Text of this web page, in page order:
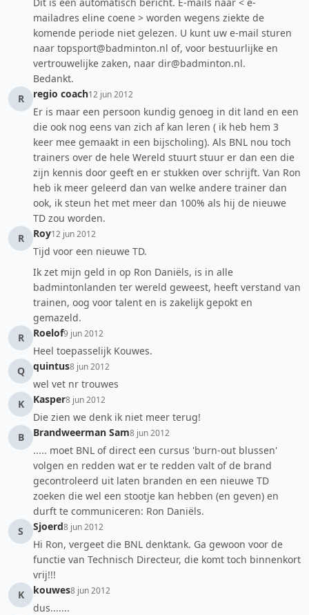
mailadres eline coene > worden wegens ziekte de
komende periode niet gelezen. U kunt uw e-mail sturen
naar topsport@badminton.nl of, voor bestuurlijke en
vertrouwelijke zaken, naar dir@badminton.nl.
Bedankt.
R
regio coach12 jun 2012
Er is maar een persoon kundig genoeg in dit land en een
die ook nog eens van zich af kan leren ( ik heb hem 3
keer mee gemaakt in een bijscholing). Als BNL nou toch
trainers over de hele Wereld stuurt stuur er dan een die
zijn kennis door geeft en er stukken over schrijft. Van Ron
heb ik meer geleerd dan van welke andere trainer dan
ook, ik steun het met meer dan 100% als hij de nieuwe
TD zou worden.
R
Roy12 jun 2012
Tijd voor een nieuwe TD.
Ik zet mijn geld in op Ron Daniëls, is in alle
badmintonlanden ter wereld geweest, heeft verstand van
trainen, oog voor talent en is zakelijk gepokt en
gemazeld.
R
Roelof9 jun 2012
Heel toepasselijk Kouwes.
Q
quintus8 jun 2012
wel vet nr trouwes
K
Kasper8 jun 2012
Die zien we denk ik niet meer terug!
B
Brandweerman Sam8 jun 2012
..... moet BNL of direct een cursus 'burn-out blussen'
volgen en redden wat er te redden valt of de brand
gecontroleerd uit laten branden en een nieuwe TD
zoeken die wel een stootje kan hebben (en geven) en
durft te communiceren: Ron Daniëls.
S
Sjoerd8 jun 2012
Hi Ron, vergeet die BNL denktank. Ga gewoon voor de
functie van Technisch Directeur, die komt toch binnenkort
vrij!!!
K
kouwes8 jun 2012
dus.......